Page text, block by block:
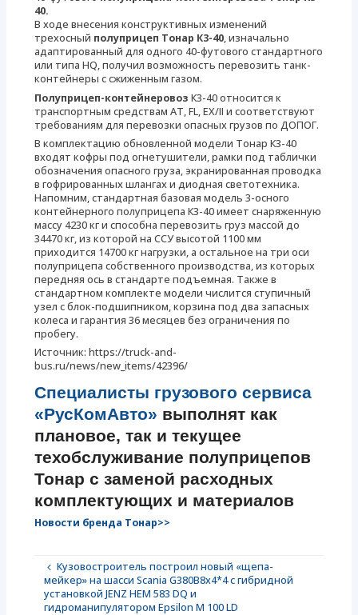
40.
В ходе внесения конструктивных изменений
трехосный полуприцеп Тонар К3-40, изначально
адаптированный для одного 40-футового стандартного
или типа HQ, получил возможность перевозить танк-
контейнеры с сжиженным газом.
Полуприцеп-контейнеровоз К3-40 относится к
транспортным средствам AT, FL, EX/II и соответствуют
требованиям для перевозки опасных грузов по ДОПОГ.
В комплектацию обновленной модели Тонар К3-40
входят кофры под огнетушители, рамки под таблички
обозначения опасного груза, экранированная проводка
в гофрированных шлангах и диодная светотехника.
Напомним, стандартная базовая модель 3-осного
контейнерного полуприцепа К3-40 имеет снаряженную
массу 4230 кг и способна перевозить груз массой до
34470 кг, из которой на ССУ высотой 1100 мм
приходится 14700 кг нагрузки, а остальное на три оси
полуприцепа собственного производства, из которых
передняя ось в стандарте подъемная. Также в
стандартном комплекте модели числится ступичный
узел с блок-подшипником, корзина под два запасных
колеса и гарантия 36 месяцев без ограничения по
пробегу.
Источник: https://truck-and-
bus.ru/news/new_items/42396/
Специалисты грузового сервиса
«РусКомАвто» выполнят как
плановое, так и текущее
техобслуживание полуприцепов
Тонар с заменой расходных
комплектующих и материалов
Новости бренда Тонар>>
Кузовостроитель построил новый «щепа-
мейкер» на шасси Scania G380B8x4*4 с гибридной
установкой JENZ HEM 583 DQ и
гидроманипулятором Epsilon M 100 LD